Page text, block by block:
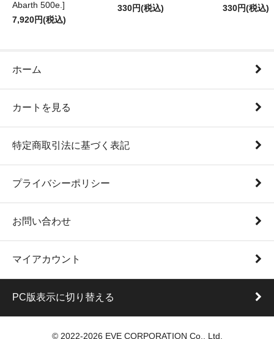
Abarth 500e.]
7,920円(税込)
330円(税込)
330円(税込)
ホーム
カートを見る
特定商取引法に基づく表記
プライバシーポリシー
お問い合わせ
マイアカウント
PC版表示に切り替える
© 2022-2026 EVE CORPORATION Co., Ltd.